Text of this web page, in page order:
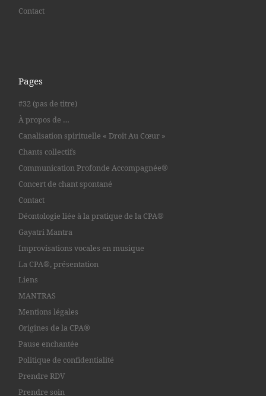
Contact
Pages
#32 (pas de titre)
À propos de …
Canalisation spirituelle « Droit Au Cœur »
Chants collectifs
Communication Profonde Accompagnée®
Concert de chant spontané
Contact
Déontologie liée à la pratique de la CPA®
Gayatri Mantra
Improvisations vocales en musique
La CPA®, présentation
Liens
MANTRAS
Mentions légales
Origines de la CPA®
Pause enchantée
Politique de confidentialité
Prendre RDV
Prendre soin